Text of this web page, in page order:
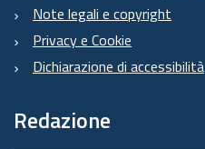
Note legali e copyright
Privacy e Cookie
Dichiarazione di accessibilità
Redazione